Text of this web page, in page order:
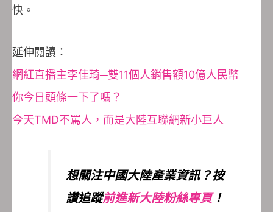
快。
延伸閱讀：
網紅直播主李佳琦─雙11個人銷售額10億人民幣
你今日頭條一下了嗎？
今天TMD不罵人，而是大陸互聯網新小巨人
想關注中國大陸產業資訊？按
讚追蹤前進新大陸粉絲專頁！